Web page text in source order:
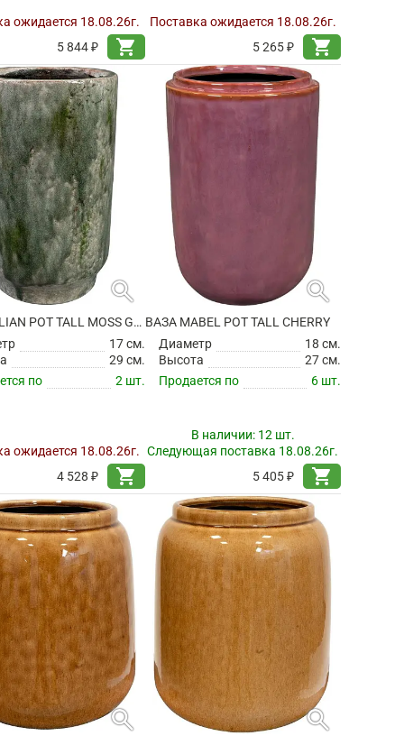
ожидается 18.08.26г.
5 844 ₽
shopping_cart
Поставка ожидается 18.08.26г.
5 265 ₽
shopping_cart
search
ВАЗА JULIAN POT TALL MOSS GREEN
17 см.
29 см.
по
2 шт.
ожидается 18.08.26г.
4 528 ₽
shopping_cart
search
ВАЗА MABEL POT TALL CHERRY
Диаметр
18 см.
Высота
27 см.
Продается по
6 шт.
В наличии: 12 шт.
Следующая поставка 18.08.26г.
5 405 ₽
shopping_cart
search search